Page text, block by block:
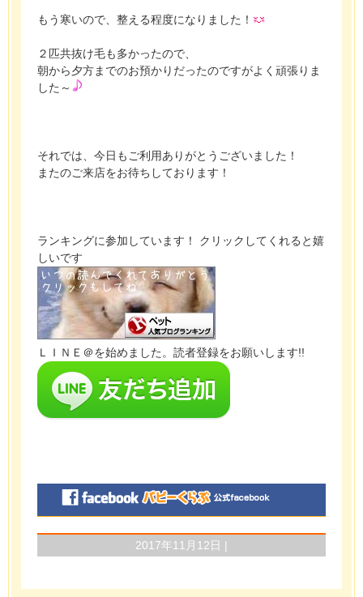
もう寒いので、整える程度になりました！
２匹共抜け毛も多かったので、
朝から夕方までのお預かりだったのですがよく頑張りま
した～
それでは、今日もご利用ありがとうございました！
またのご来店をお待ちしております！
ランキングに参加しています！ クリックしてくれると嬉
しいです
ＬＩＮＥ＠を始めました。読者登録をお願いします!!
2017年11月12日 |